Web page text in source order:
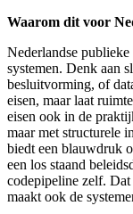
Waarom dit voor
Nederlandse
systemen. Denk aan
besluitvorming, of
eisen, maar laat
eisen ook in de
maar met structurele
biedt een blauwdruk
een los staand
codepipeline zelf.
maakt ook de